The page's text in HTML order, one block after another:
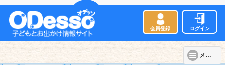
会員登録 ログイン
メニュー